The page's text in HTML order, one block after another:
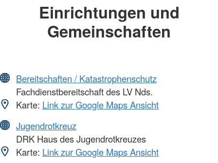
Einrichtungen und
Gemeinschaften
Bereitschaften / Katastrophenschutz
Fachdienstbereitschaft des LV Nds.
Karte: Link zur Google Maps Ansicht
Jugendrotkreuz
DRK Haus des Jugendrotkreuzes
Karte: Link zur Google Maps Ansicht